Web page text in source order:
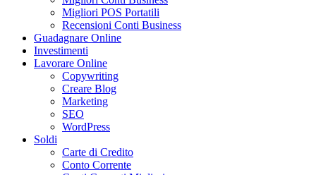
Migliori POS Portatili
Recensioni Conti Business
Guadagnare Online
Investimenti
Lavorare Online
Copywriting
Creare Blog
Marketing
SEO
WordPress
Soldi
Carte di Credito
Conto Corrente